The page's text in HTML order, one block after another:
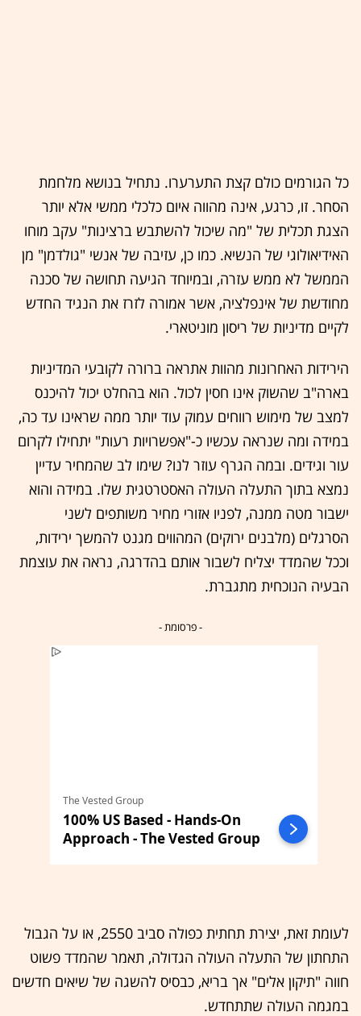
כל הגורמים כולם קצת התערערו. נתחיל בנושא מלחמת
הסחר. זו, כרגע, אינה מהווה איום כלכלי ממשי אלא יותר
הצגת תכלית של "מה שיכול להשתבש ברצינות" עקב מוחו
האידיאולוגי של הנשיא. כמו כן, עזיבה של אנשי "גולדמן" מן
הממשל לא ממש עזרה, ובמיוחד הגיעה תחושה של סכנה
מחודשת של אינפלציה, אשר אמורה לזרז את הנגיד החדש
לקיים מדיניות של ריסון מוניטארי.
הירידות האחרונות מהוות אתראה ברורה לקובעי המדיניות
בארה"ב שהשוק אינו חסין לכול. הוא בהחלט יכול להיכנס
למצב של מימוש רווחים עמוק עוד יותר ממה שראינו עד כה,
במידה ומה שנראה עכשיו כ-"אפשרויות רעות" יתחילו לקרום
עור וגידים. ובמה הגרף עוזר לנו? שימו לב שהמחיר עדיין
נמצא בתוך התעלה העולה האסטרטגית שלו. במידה והוא
ישבור מטה ממנה, לפניו אזורי מחיר משותפים לשני
הסרגלים (מלבנים ירוקים) המהווים מגנט להמשך ירידות,
וככל שהמדד יצליח לשבור אותם בהדרגה, נראה את עוצמת
הבעיה הנוכחית מתגברת.
- פרסומת -
לעומת זאת, יצירת תחתית כפולה סביב 2550, או על הגבול
התחתון של התעלה העולה הגדולה, תאמר שהמדד פשוט
חווה "תיקון אלים" אך בריא, כבסיס להשגה של שיאים חדשים
במגמה העולה שתתחדש.